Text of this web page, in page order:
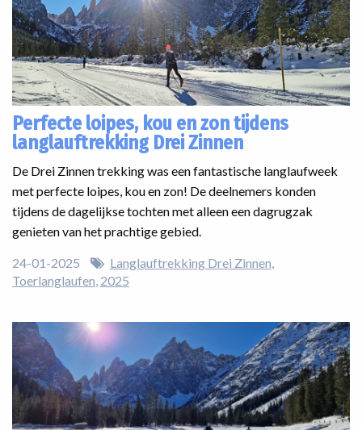
Perfecte loipes, kou en zon tijdens
langlauftrekking Drei Zinnen
De Drei Zinnen trekking was een fantastische langlaufweek
met perfecte loipes, kou en zon! De deelnemers konden
tijdens de dagelijkse tochten met alleen een dagrugzak
genieten van het prachtige gebied.
24-01-2025
Langlauftrekking Drei Zinnen
Toerlanglaufen 2025